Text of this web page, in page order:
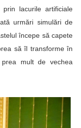
lacurile artificiale
urmări simulări de
începe să capete
să îl transforme în
prea mult de vechea